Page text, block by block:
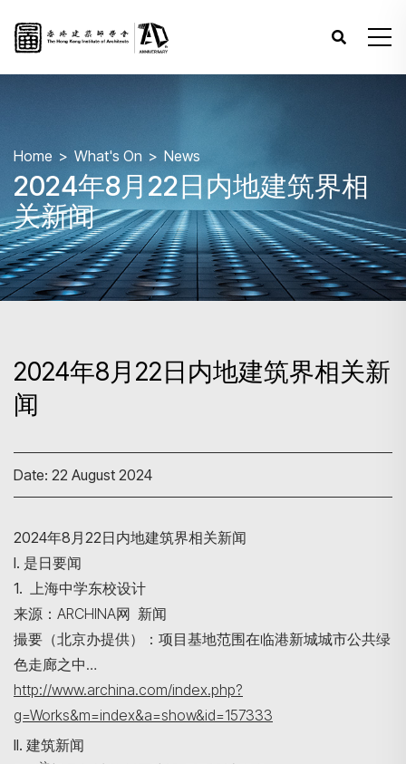
Home What's On News
2024年8月22日内地建筑界相
关新闻
2024年8月22日内地建筑界相关新
闻
Date: 22 August 2024
2024年8月22日内地建筑界相关新闻
I. 是日要闻
1. 上海中学东校设计
来源：ARCHINA网 新闻
撮要（北京办提供）：项目基地范围在临港新城城市公共绿
色走廊之中…
http://www.archina.com/index.php?
g=Works&m=index&a=show&id=157333
II. 建筑新闻